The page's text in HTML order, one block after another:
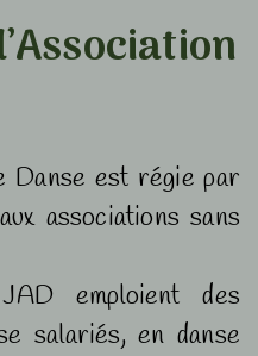
Danse est régie par
associations sans
emploient des
salariés, en danse